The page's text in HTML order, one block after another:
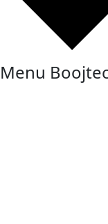
Menu